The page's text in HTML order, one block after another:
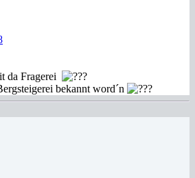
da Fragerei
bekannt word´n